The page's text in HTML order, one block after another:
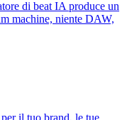
di beat IA produce un
machine, niente DAW,